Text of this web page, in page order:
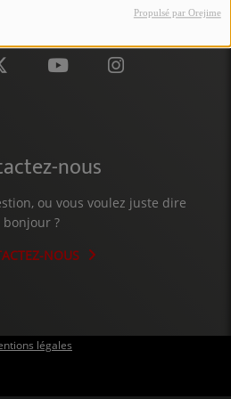
Propulsé par Orejime
nous
ou vous voulez juste dire
bonjour ?
NOUS
légales